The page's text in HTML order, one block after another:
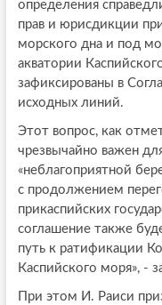
определения
прав и юрисдикции
морского дна и под
акватории
зафиксированы в
исходных линий.
Этот вопрос, как
чрезвычайно важен
«неблагоприятной
с продолжением
прикаспийских
соглашение также
путь к ратификации
Каспийского моря», -
При этом И. Раиси